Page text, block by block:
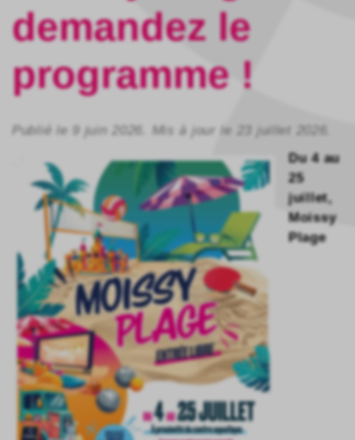
demandez le
programme !
Publié le 9 juin 2026. Mis à jour le 23 juillet 2026.
Du 4 au
25
juillet,
Moissy
Plage